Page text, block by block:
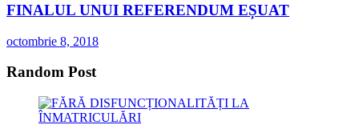
FINALUL UNUI REFERENDUM EȘUAT
octombrie 8, 2018
Random Post